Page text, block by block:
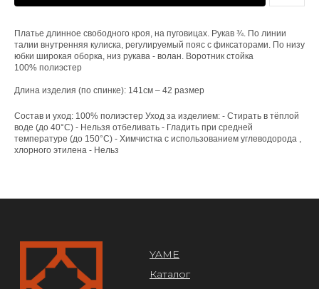
Платье длинное свободного кроя, на пуговицах. Рукав ¾. По линии
талии внутренняя кулиска, регулируемый пояс с фиксаторами. По низу
юбки широкая оборка, низ рукава - волан. Воротник стойка
100% полиэстер
Длина изделия (по спинке): 141см – 42 размер
Состав и уход: 100% полиэстер Уход за изделием: - Стирать в тёплой
воде (до 40°C) - Нельзя отбеливать - Гладить при средней
температуре (до 150°C) - Химчистка с использованием углеводорода ,
хлорного этилена - Нельз
ПОКУПАТЕЛЯМ
ОРГАНИЗАЦИЯ
Служба поддержки
Политика конфиденциальности